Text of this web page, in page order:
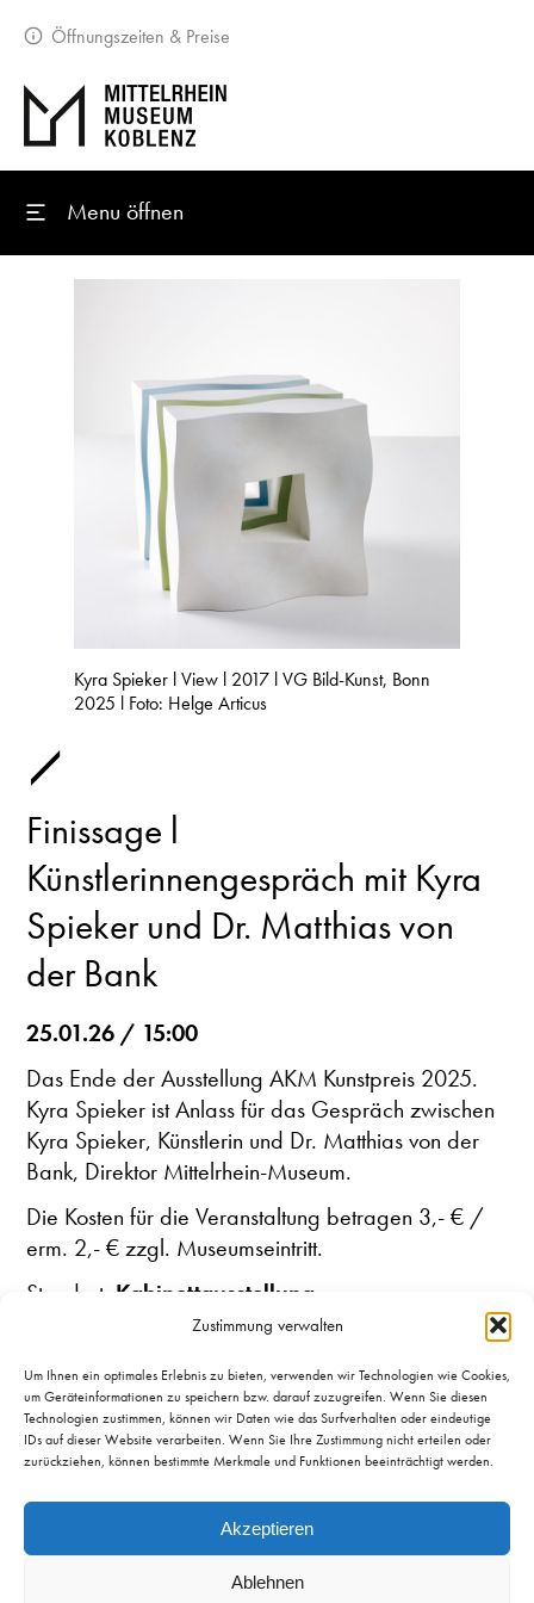
Zustimmung verwalten
Um Ihnen ein optimales Erlebnis zu bieten, verwenden wir Technologien wie Cookies,
um Geräteinformationen zu speichern bzw. darauf zuzugreifen. Wenn Sie diesen
Technologien zustimmen, können wir Daten wie das Surfverhalten oder eindeutige
IDs auf dieser Website verarbeiten. Wenn Sie Ihre Zustimmung nicht erteilen oder
zurückziehen, können bestimmte Merkmale und Funktionen beeinträchtigt werden.
Akzeptieren
Ablehnen
Öffnungszeiten & Preise
Menu öffnen
Finissage l
Künstlerinnengespräch mit Kyra
Spieker und Dr. Matthias von
der Bank
25.01.26 / 15:00
Das Ende der Ausstellung AKM Kunstpreis 2025.
Kyra Spieker ist Anlass für das Gespräch zwischen
Kyra Spieker, Künstlerin und Dr. Matthias von der
Bank, Direktor Mittelrhein-Museum.
Die Kosten für die Veranstaltung betragen 3,- € /
erm. 2,- € zzgl. Museumseintritt.
Standort: Kabinettausstellung
Kyra Spieker l View l 2017 l VG Bild-Kunst, Bonn
2025 l Foto: Helge Articus
Öffnungszeiten & Preise
Mittelrhein-Museum
Im Forum
Confluentes